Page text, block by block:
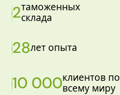
2таможенных
склада
28лет опыта
10 000клиентов по
всему миру